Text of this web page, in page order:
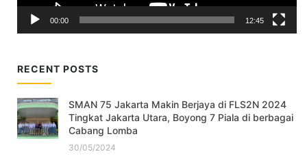
00:00 12:45
RECENT POSTS
SMAN 75 Jakarta Makin Berjaya di FLS2N 2024
Tingkat Jakarta Utara, Boyong 7 Piala di berbagai
Cabang Lomba
30/05/2024